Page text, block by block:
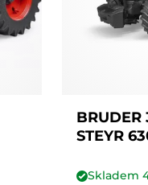
STEYR
Skladem